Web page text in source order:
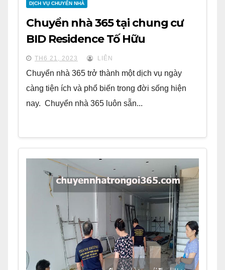
DỊCH VỤ CHUYỂN NHÀ
Chuyển nhà 365 tại chung cư
BID Residence Tố Hữu
TH6 21, 2023 LIÊN
Chuyển nhà 365 trở thành một dịch vụ ngày
càng tiện ích và phổ biến trong đời sống hiện
nay. Chuyển nhà 365 luôn sẵn...